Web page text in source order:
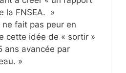
la FNSEA. »
ne fait pas peur en
cette idée de « sortir »
ans avancée par
»